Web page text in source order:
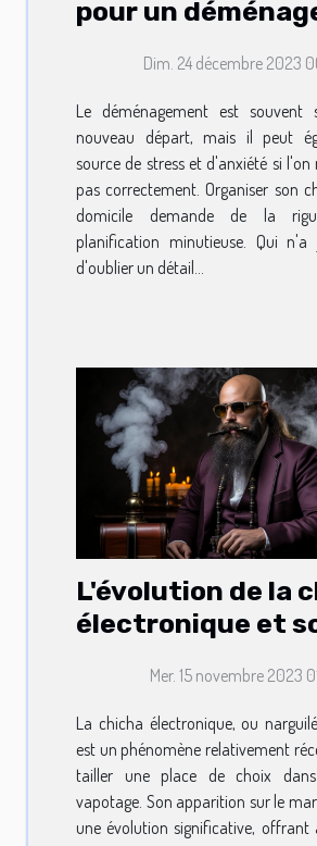
pour un
Dim. 24 décembre 2023
Le déménagement est souvent
nouveau départ, mais il peut
source de stress et d'anxiété si l'on
pas correctement. Organiser son
domicile demande de la
planification minutieuse. Qui
d'oublier un détail...
L'évolution de la
électronique et
marché du
Mer. 15 novembre 2023
La chicha électronique, ou
est un phénomène relativement
tailler une place de choix
vapotage. Son apparition sur le
une évolution significative, offrant